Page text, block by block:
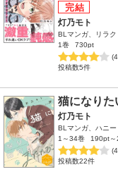
灯乃モト
BLマンガ、リラク
1巻
730pt
投稿数5件
猫になりた
灯乃モト
BLマンガ、ハニー
1～34巻
190pt
投稿数22件